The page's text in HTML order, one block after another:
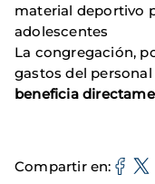
material deportivo
adolescentes
La congregación,
gastos del
beneficia
Compartir en